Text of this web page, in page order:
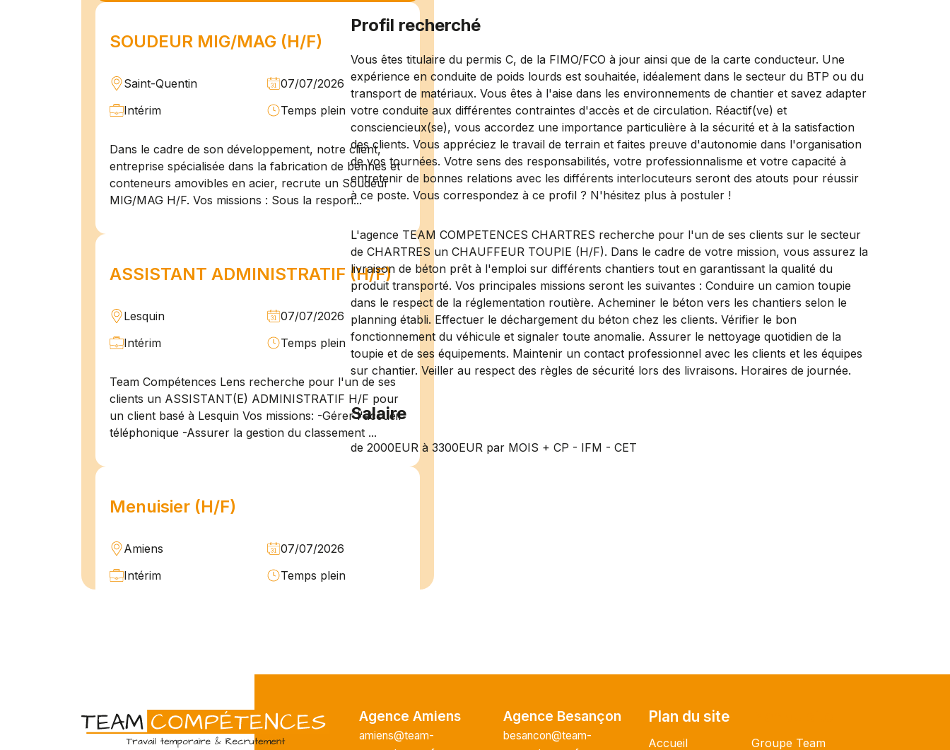
SOUDEUR MIG/MAG (H/F)
Saint-Quentin
07/07/2026
Intérim
Temps plein
Dans le cadre de son développement, notre client,
entreprise spécialisée dans la fabrication de bennes et
conteneurs amovibles en acier, recrute un Soudeur
MIG/MAG H/F. Vos missions : Sous la respon...
ASSISTANT ADMINISTRATIF (H/F)
Lesquin
07/07/2026
Intérim
Temps plein
Team Compétences Lens recherche pour l'un de ses
clients un ASSISTANT(E) ADMINISTRATIF H/F pour
un client basé à Lesquin Vos missions: -Gérer l'accueil
téléphonique -Assurer la gestion du classement ...
Menuisier (H/F)
Amiens
07/07/2026
Intérim
Temps plein
Technicien de maintenance H/F
Profil recherché
Vous êtes titulaire du permis C, de la FIMO/FCO à jour ainsi que de la carte conducteur. Une
expérience en conduite de poids lourds est souhaitée, idéalement dans le secteur du BTP ou du
transport de matériaux. Vous êtes à l'aise dans les environnements de chantier et savez adapter
votre conduite aux différentes contraintes d'accès et de circulation. Réactif(ve) et
consciencieux(se), vous accordez une importance particulière à la sécurité et à la satisfaction
des clients. Vous appréciez le travail de terrain et faites preuve d'autonomie dans l'organisation
de vos tournées. Votre sens des responsabilités, votre professionnalisme et votre capacité à
entretenir de bonnes relations avec les différents interlocuteurs seront des atouts pour réussir
à ce poste. Vous correspondez à ce profil ? N'hésitez plus à postuler !
L'agence TEAM COMPETENCES CHARTRES recherche pour l'un de ses clients sur le secteur
de CHARTRES un CHAUFFEUR TOUPIE (H/F). Dans le cadre de votre mission, vous assurez la
livraison de béton prêt à l'emploi sur différents chantiers tout en garantissant la qualité du
produit transporté. Vos principales missions seront les suivantes : Conduire un camion toupie
dans le respect de la réglementation routière. Acheminer le béton vers les chantiers selon le
planning établi. Effectuer le déchargement du béton chez les clients. Vérifier le bon
fonctionnement du véhicule et signaler toute anomalie. Assurer le nettoyage quotidien de la
toupie et de ses équipements. Maintenir un contact professionnel avec les clients et les équipes
sur chantier. Veiller au respect des règles de sécurité lors des livraisons. Horaires de journée.
Salaire
de 2000EUR à 3300EUR par MOIS + CP - IFM - CET
Agence Amiens
amiens@team-
Agence Besançon
besancon@team-
Plan du site
Accueil Groupe Team